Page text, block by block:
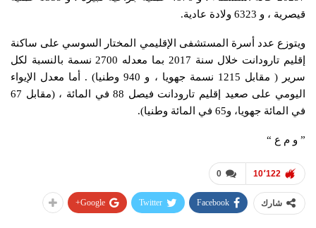
قيصرية ، و 6323 ولادة عادية.
ويتوزع عدد أسرة المستشفى الإقليمي المختار السوسي على ساكنة
إقليم تارودانت خلال سنة 2017 بما معدله 2700 نسمة بالنسبة لكل
سرير ( مقابل 1215 نسمة جهويا ، و 940 وطنيا) . أما معدل الإيواء
اليومي على صعيد إقليم تارودانت فيصل 88 في المائة ، (مقابل 67
في المائة جهويا، و65 في المائة وطنيا).
” و م ع “
0 10٬122
شارك Facebook
Twitter
Google+